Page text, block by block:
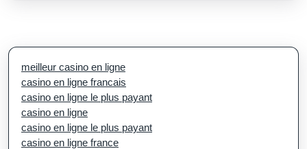
meilleur casino en ligne
casino en ligne francais
casino en ligne le plus payant
casino en ligne
casino en ligne le plus payant
casino en ligne france